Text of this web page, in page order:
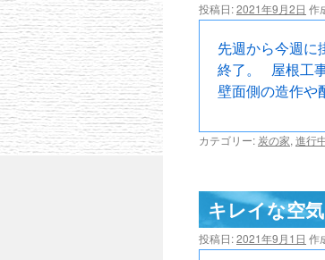
投稿日:2021年9月2日 作
先週から今週に
終了。 屋根工
壁面側の造作や
カテゴリー: 炭の家, 進行
キレイな空
投稿日:2021年9月1日 作